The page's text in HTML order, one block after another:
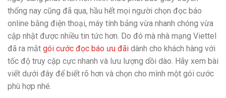
thống nay cũng đã qua, hầu hết mọi người chọn đọc báo
online bằng điện thoại, máy tính bảng vừa nhanh chóng vừa
cập nhật được nhiều tin tức hơn. Do đó mà nhà mạng Viettel
đã ra mắt gói cước đọc báo ưu đãi dành cho khách hàng với
tốc độ truy cập cực nhanh và lưu lượng dồi dào. Hãy xem bài
viết dưới đây để biết rõ hơn và chọn cho mình một gói cước
phù hợp nhé.